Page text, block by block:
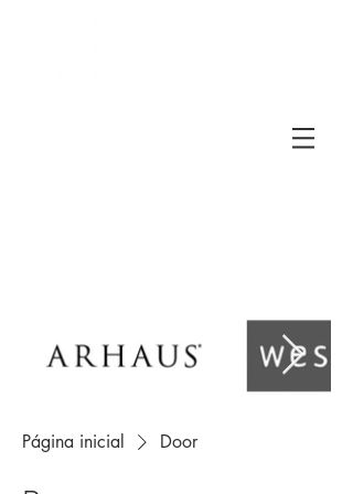
Página inicial Door